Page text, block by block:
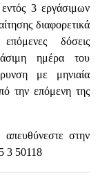
3 εργάσιμων
διαφορετικά
δόσεις
ημέρα του
με μηνιαία
την επόμενη της
απευθύνεστε στην
3 50118